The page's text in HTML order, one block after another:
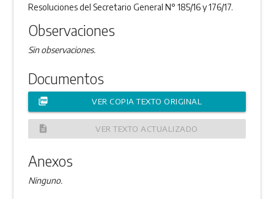
Resoluciones del Secretario General N° 185/16 y 176/17.
Observaciones
Sin observaciones.
Documentos
picture_as_pdf VER COPIA TEXTO ORIGINAL
description VER TEXTO ACTUALIZADO
Anexos
Ninguno.